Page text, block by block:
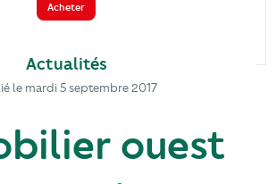
Acheter
Actualités
le mardi 5 septembre 2017
ouest